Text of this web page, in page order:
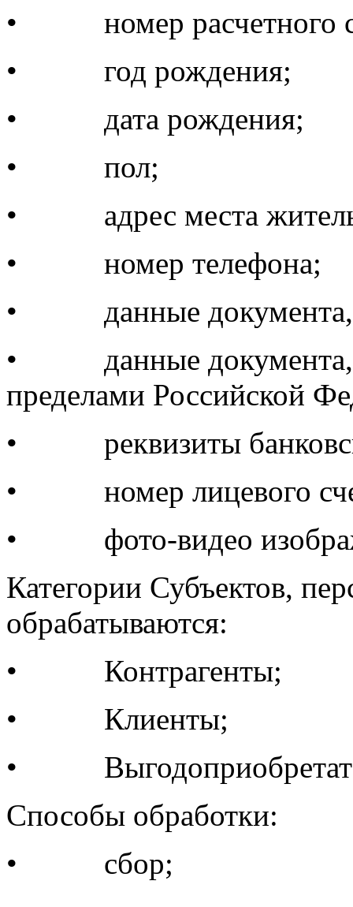
• номер расчетного
• год рождения;
• дата рождения;
• пол;
• адрес места
• номер телефона;
• данные документа,
• данные документа,
пределами Российской
• реквизиты
• номер лицевого
• фото-видео
Категории Субъектов,
обрабатываются:
• Контрагенты;
• Клиенты;
•
Способы обработки:
• сбор;